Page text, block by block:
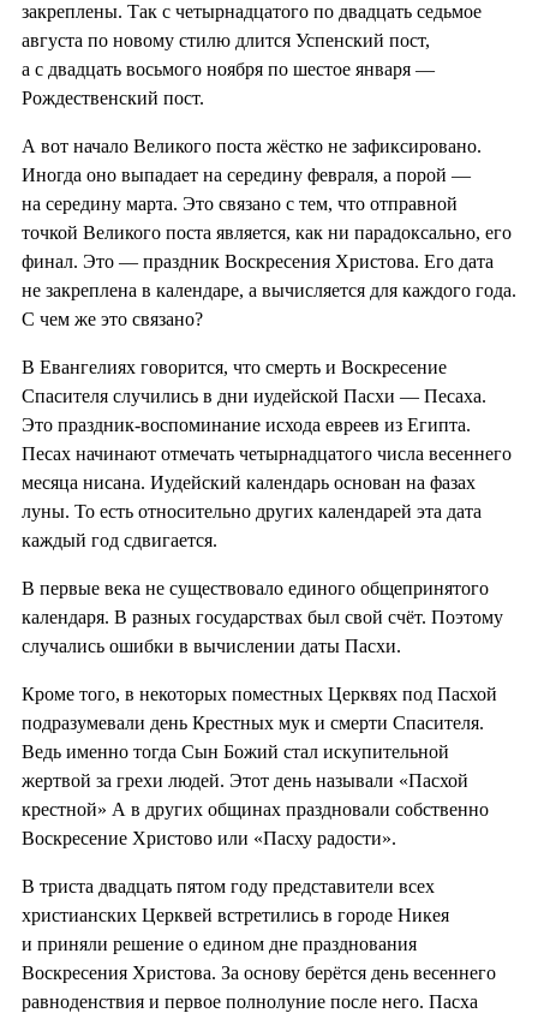
закреплены. Так с четырнадцатого по двадцать седьмое
августа по новому стилю длится Успенский пост,
а с двадцать восьмого ноября по шестое января —
Рождественский пост.
А вот начало Великого поста жёстко не зафиксировано.
Иногда оно выпадает на середину февраля, а порой —
на середину марта. Это связано с тем, что отправной
точкой Великого поста является, как ни парадоксально, его
финал. Это — праздник Воскресения Христова. Его дата
не закреплена в календаре, а вычисляется для каждого года.
С чем же это связано?
В Евангелиях говорится, что смерть и Воскресение
Спасителя случились в дни иудейской Пасхи — Песаха.
Это праздник-воспоминание исхода евреев из Египта.
Песах начинают отмечать четырнадцатого числа весеннего
месяца нисана. Иудейский календарь основан на фазах
луны. То есть относительно других календарей эта дата
каждый год сдвигается.
В первые века не существовало единого общепринятого
календаря. В разных государствах был свой счёт. Поэтому
случались ошибки в вычислении даты Пасхи.
Кроме того, в некоторых поместных Церквях под Пасхой
подразумевали день Крестных мук и смерти Спасителя.
Ведь именно тогда Сын Божий стал искупительной
жертвой за грехи людей. Этот день называли «Пасхой
крестной» А в других общинах праздновали собственно
Воскресение Христово или «Пасху радости».
В триста двадцать пятом году представители всех
христианских Церквей встретились в городе Никея
и приняли решение о едином дне празднования
Воскресения Христова. За основу берётся день весеннего
равноденствия и первое полнолуние после него. Пасха